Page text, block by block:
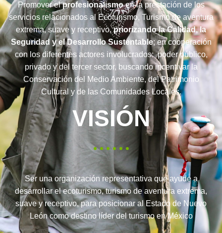
Promover elprofesionalismoen la prestación de los
servicios relacionados al Ecoturismo, Turismo de aventura
extrema, suave y receptivo,priorizando la Calidad, la
Seguridad y el Desarrollo Sustentable; en cooperación
con los diferentes actores involucrados: poder público,
privado y del tercer sector, buscando incentivar la
Conservación del Medio Ambiente, del Patrimonio
Cultural y de las Comunidades Locales.
VISIÓN
Ser una organización representativa que ayude a
desarrollar el ecoturismo, turismo de aventura extrema,
suave y receptivo, para posicionar al Estado de Nuevo
León como destino líder del turismo en México